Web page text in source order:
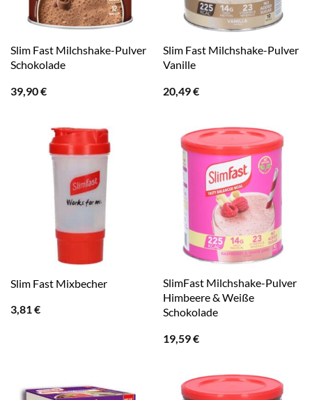
Slim Fast Milchshake-Pulver
Schokolade
39,90€
Slim Fast Milchshake-Pulver
Vanille
20,49€
Slim Fast Mixbecher
3,81€
SlimFast Milchshake-Pulver
Himbeere & Weiße
Schokolade
19,59€